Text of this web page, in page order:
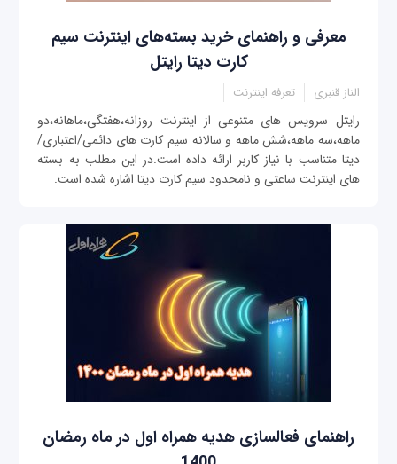
معرفی و راهنمای خرید بسته‌های اینترنت سیم
کارت دیتا رایتل
الناز قنبری تعرفه اینترنت
رایتل سرویس های متنوعی از اینترنت روزانه،هفتگی،ماهانه،دو
ماهه،سه ماهه،شش ماهه و سالانه سیم کارت های دائمی/اعتباری/
دیتا متناسب با نیاز کاربر ارائه داده است.در این مطلب به بسته
های اینترنت ساعتی و نامحدود سیم کارت دیتا اشاره شده است.
راهنمای فعالسازی هدیه همراه اول در ماه رمضان